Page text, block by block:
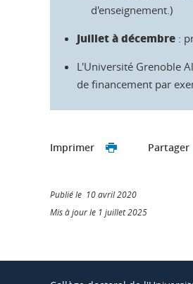
d'enseignement.)
Juillet à décembre :
L'Université Grenoble
de financement par
Imprimer Partager
Publié le 10 avril 2020
Mis à jour le 1 juillet 2025